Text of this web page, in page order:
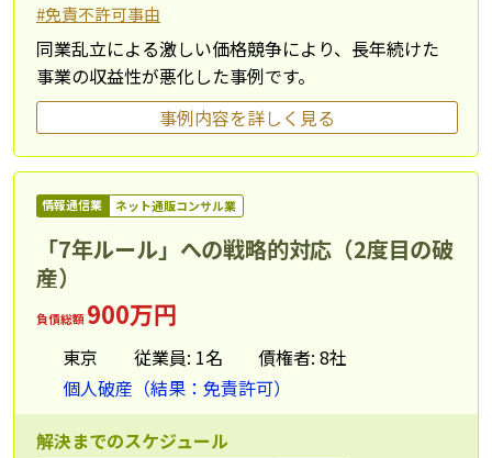
#免責不許可事由
同業乱立による激しい価格競争により、長年続けた
事業の収益性が悪化した事例です。
事例内容を詳しく見る
情報通信業 ネット通販コンサル業
「7年ルール」への戦略的対応（2度目の破
産）
負債総額900万円
東京 従業員: 1名
債権者: 8社
個人破産（結果：免責許可）
解決までのスケジュール